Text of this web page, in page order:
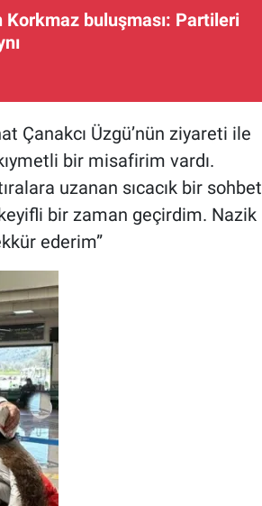
buluşması: Partileri
Çanakcı Üzgü’nün ziyareti ile
bir misafirim vardı.
uzanan sıcacık bir sohbet
bir zaman geçirdim. Nazik
ederim”